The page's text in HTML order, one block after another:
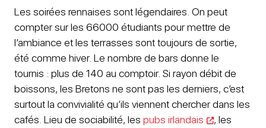
Les soirées rennaises sont légendaires. On peut
compter sur les 66000 étudiants pour mettre de
l’ambiance et les terrasses sont toujours de sortie,
été comme hiver. Le nombre de bars donne le
tournis : plus de 140 au comptoir. Si rayon débit de
boissons, les Bretons ne sont pas les derniers, c’est
surtout la convivialité qu’ils viennent chercher dans les
cafés. Lieu de sociabilité, les pubs irlandais
, les